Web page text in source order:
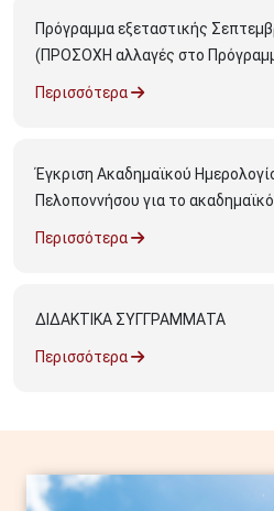
Πρόγραμμα εξεταστικής
(ΠΡΟΣΟΧΗ αλλαγές στο
Περισσότερα
Έγκριση Ακαδημαϊκού
Πελοποννήσου για το
Περισσότερα
ΔΙΔΑΚΤΙΚΑ ΣΥΓΓΡΑΜΜΑΤΑ
Περισσότερα
Image